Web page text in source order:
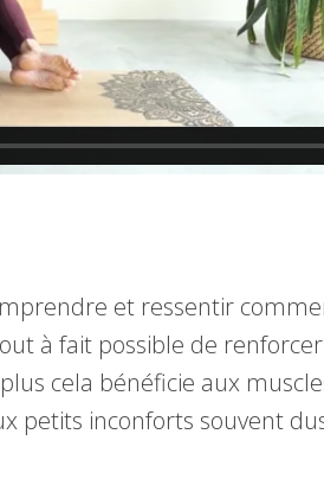
et ressentir
à fait possible de
cela bénéficie aux
inconforts souvent